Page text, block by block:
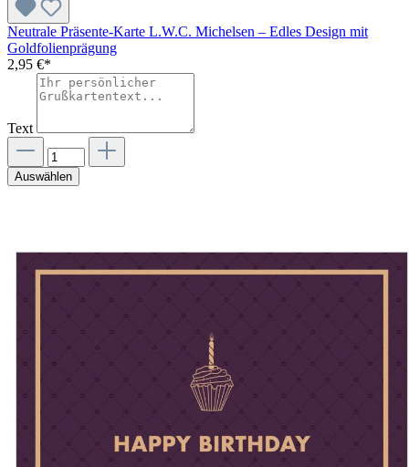
Neutrale Präsente-Karte L.W.C. Michelsen – Edles Design mit
Goldfolienprägung
2,95 €*
Text
Auswählen